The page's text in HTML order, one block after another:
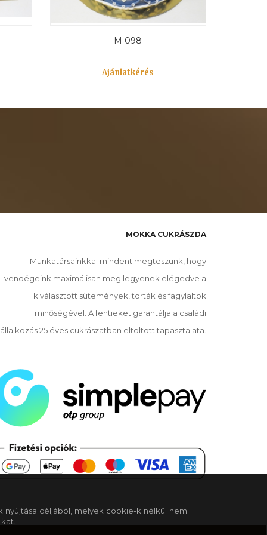
M 098
Ajánlatkérés
MOKKA CUKRÁSZDA
Munkatársainkkal mindent megteszünk, hogy
vendégeink maximálisan meg legyenek elégedve a
kiválasztott sütemények, torták és fagylaltok
minőségével. A fentieket garantálja a családi
25 éves cukrászatban eltöltött tapasztalata.
nyújtása céljából, melyek cookie-k nélkül nem